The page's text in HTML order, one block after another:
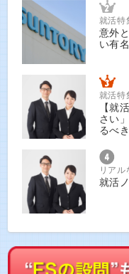
就活特
意外
い有
就活特
【就
さい
るべ
リア
就活